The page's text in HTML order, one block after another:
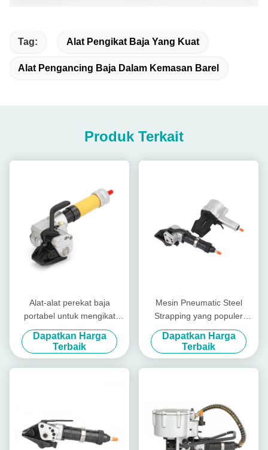
Tag: Alat Pengikat Baja Yang Kuat
Alat Pengancing Baja Dalam Kemasan Barel
Produk Terkait
Alat-alat perekat baja
portabel untuk mengikat
gulungan baja yang mudah
dioperasikan
Dapatkan Harga
Terbaik
Mesin Pneumatic Steel
Strapping yang populer
19mm-32mm
Dapatkan Harga
Terbaik